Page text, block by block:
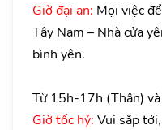
Giờ đại an: Mọi việc
Tây Nam – Nhà cửa
bình yên.
Từ 15h-17h (Thân)
Giờ tốc hỷ: Vui sắp